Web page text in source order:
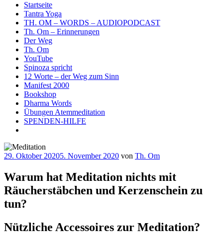
Startseite
Tantra Yoga
TH. OM – WORDS – AUDIOPODCAST
Th. Om – Erinnerungen
Der Weg
Th. Om
YouTube
Spinoza spricht
12 Worte – der Weg zum Sinn
Manifest 2000
Bookshop
Dharma Words
Übungen Atemmeditation
SPENDEN-HILFE
Veröffentlicht
29. Oktober 20205. November 2020 von Th. Om
Warum hat Meditation nichts mit
Räucherstäbchen und Kerzenschein zu
tun?
Nützliche Accessoires zur Meditation?